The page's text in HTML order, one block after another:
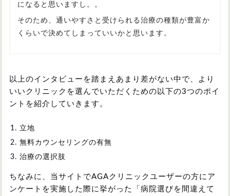
になると思いますし。。
そのため、通いやすさと受けられる治療の種類が豊富か
くらいで決めてしまっていいかと思います。
以上のインタビューを踏まえあまり差がない中で、より
いいクリニックを選んでいただくための以下の3つのポイ
ントを紹介していきます。
立地
無料カウンセリングの有無
治療の選択肢
ちなみに、当サイトでAGAクリニックユーザーの方にア
ンケートを実施した際に挙がった「病院選びを間違えて